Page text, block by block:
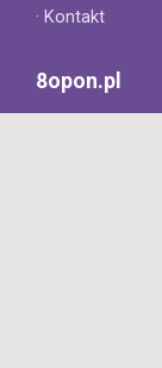
· Kontakt
8opon.pl